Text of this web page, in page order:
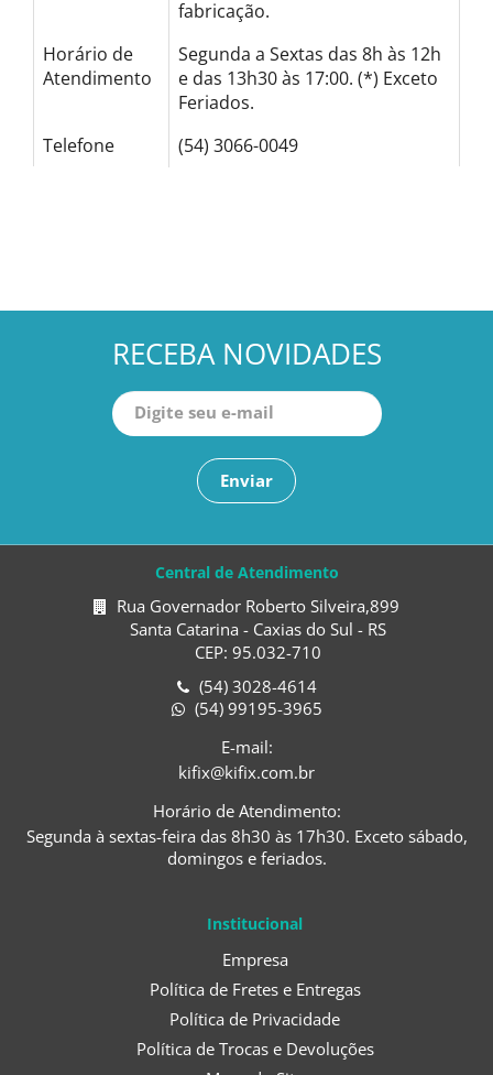
fabricação.
Horário de
Atendimento
Segunda a Sextas das 8h às 12h
e das 13h30 às 17:00. (*) Exceto
Feriados.
Telefone
(54) 3066-0049
RECEBA NOVIDADES
Enviar
Institucional
Empresa
Política de Fretes e Entregas
Política de Privacidade
Política de Trocas e Devoluções
Central de Atendimento
Rua Governador Roberto Silveira,899
Santa Catarina - Caxias do Sul - RS
CEP: 95.032-710
(54) 3028-4614
(54) 99195-3965
E-mail:
kifix@kifix.com.br
Horário de Atendimento:
Segunda à sextas-feira das 8h30 às 17h30. Exceto sábado,
domingos e feriados.